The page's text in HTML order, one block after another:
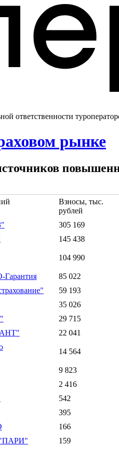
ответственности
рынке
Взносы, тыс.
рублей
305 169
145 438
104 990
Гарантия 85 022
59 193
35 026
29 715
22 041
14 564
9 823
2 416
542
395
166
"ПАРИ" 159